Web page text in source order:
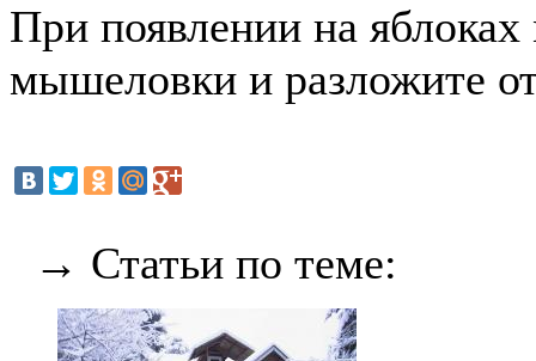
При появлении на
мышеловки и разложите
→ Статьи по теме: